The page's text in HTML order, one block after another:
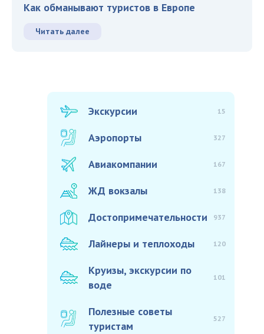
Как обманывают туристов в Европе
Читать далее
Экскурсии 15
Аэропорты 327
Авиакомпании 167
ЖД вокзалы 138
Достопримечательности 937
Лайнеры и теплоходы 120
Круизы, экскурсии по
воде
101
Полезные советы
туристам
527